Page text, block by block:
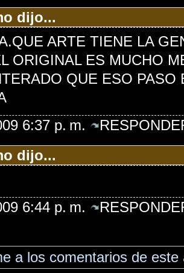
dijo...
ARTE TIENE LA
ORIGINAL ES MUCHO
QUE ESO PASO
6:37 p. m.
dijo...
6:44 p. m.
a los comentarios de este